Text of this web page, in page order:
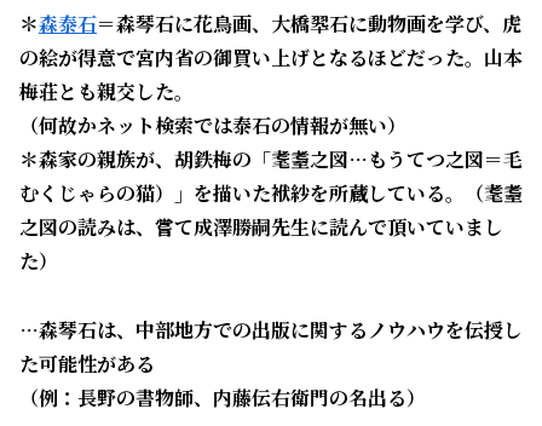
＊森泰石＝森琴石に花鳥画、大橋翆石に動物画を学び、虎
の絵が得意で宮内省の御買い上げとなるほどだった。 山本
梅荘とも親交した。
（何故かネット検索では泰石の情報が無い）
＊森家の親族が、胡鉄梅の「耄耋之図…もうてつ之図＝毛
むくじゃらの猫）」を描いた袱紗を所蔵している。（耄耋
之図の読みは、嘗て成澤勝嗣先生に読んで頂いていまし
た）
…森琴石は、中部地方での出版に関するノウハウを伝授し
た可能性がある
（例：長野の書物師、内藤伝右衛門の名出る）